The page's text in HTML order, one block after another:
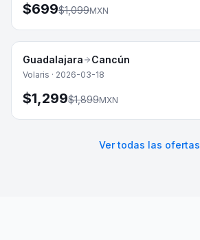
$699$1,099MXN
-32%
Guadalajara Cancún
Volaris · 2026-03-18
$1,299$1,899MXN
Ver todas las ofertas